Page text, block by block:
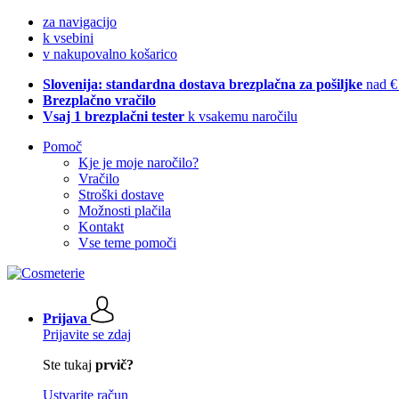
za navigacijo
k vsebini
v nakupovalno košarico
Slovenija: standardna dostava brezplačna za pošiljke nad
Brezplačno vračilo
Vsaj 1 brezplačni tester k vsakemu naročilu
Pomoč
Kje je moje naročilo?
Vračilo
Stroški dostave
Možnosti plačila
Kontakt
Vse teme pomoči
Prijava
Prijavite se zdaj
Ste tukaj prvič?
Ustvarite račun